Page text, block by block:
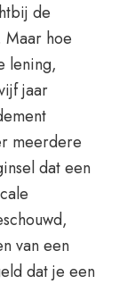
de
Maar hoe
lening,
jaar
meerdere
dat een
van een
dat je een